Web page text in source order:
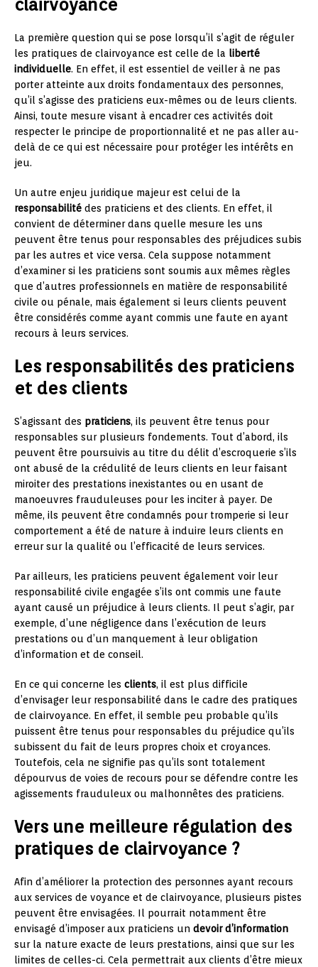
clairvoyance
La première question qui se pose lorsqu’il s’agit de réguler
les pratiques de clairvoyance est celle de la liberté
individuelle. En effet, il est essentiel de veiller à ne pas
porter atteinte aux droits fondamentaux des personnes,
qu’il s’agisse des praticiens eux-mêmes ou de leurs clients.
Ainsi, toute mesure visant à encadrer ces activités doit
respecter le principe de proportionnalité et ne pas aller au-
delà de ce qui est nécessaire pour protéger les intérêts en
jeu.
Un autre enjeu juridique majeur est celui de la
responsabilité des praticiens et des clients. En effet, il
convient de déterminer dans quelle mesure les uns
peuvent être tenus pour responsables des préjudices subis
par les autres et vice versa. Cela suppose notamment
d’examiner si les praticiens sont soumis aux mêmes règles
que d’autres professionnels en matière de responsabilité
civile ou pénale, mais également si leurs clients peuvent
être considérés comme ayant commis une faute en ayant
recours à leurs services.
Les responsabilités des praticiens
et des clients
S’agissant des praticiens, ils peuvent être tenus pour
responsables sur plusieurs fondements. Tout d’abord, ils
peuvent être poursuivis au titre du délit d’escroquerie s’ils
ont abusé de la crédulité de leurs clients en leur faisant
miroiter des prestations inexistantes ou en usant de
manoeuvres frauduleuses pour les inciter à payer. De
même, ils peuvent être condamnés pour tromperie si leur
comportement a été de nature à induire leurs clients en
erreur sur la qualité ou l’efficacité de leurs services.
Par ailleurs, les praticiens peuvent également voir leur
responsabilité civile engagée s’ils ont commis une faute
ayant causé un préjudice à leurs clients. Il peut s’agir, par
exemple, d’une négligence dans l’exécution de leurs
prestations ou d’un manquement à leur obligation
d’information et de conseil.
En ce qui concerne les clients, il est plus difficile
d’envisager leur responsabilité dans le cadre des pratiques
de clairvoyance. En effet, il semble peu probable qu’ils
puissent être tenus pour responsables du préjudice qu’ils
subissent du fait de leurs propres choix et croyances.
Toutefois, cela ne signifie pas qu’ils sont totalement
dépourvus de voies de recours pour se défendre contre les
agissements frauduleux ou malhonnêtes des praticiens.
Vers une meilleure régulation des
pratiques de clairvoyance ?
Afin d’améliorer la protection des personnes ayant recours
aux services de voyance et de clairvoyance, plusieurs pistes
peuvent être envisagées. Il pourrait notamment être
envisagé d’imposer aux praticiens un devoir d’information
sur la nature exacte de leurs prestations, ainsi que sur les
limites de celles-ci. Cela permettrait aux clients d’être mieux